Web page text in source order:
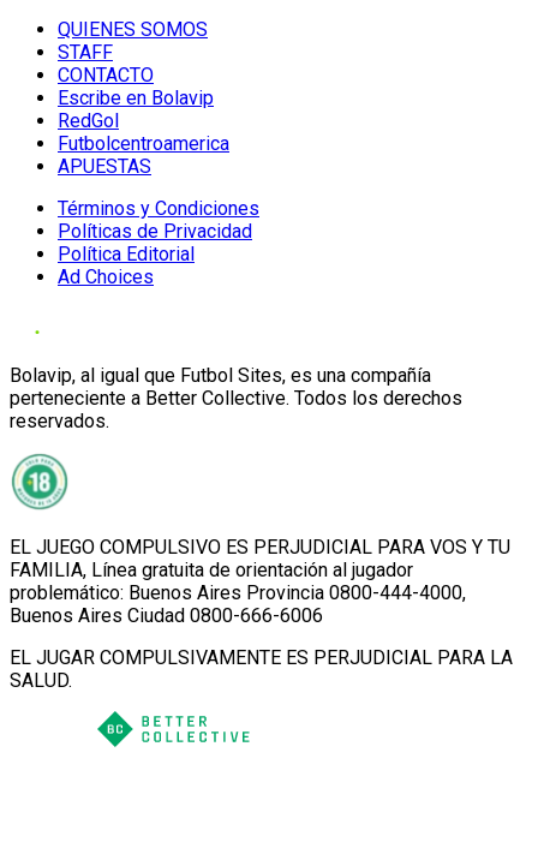
QUIENES SOMOS
STAFF
CONTACTO
Escribe en Bolavip
RedGol
Futbolcentroamerica
APUESTAS
Términos y Condiciones
Políticas de Privacidad
Política Editorial
Ad Choices
Bolavip, al igual que Futbol Sites, es una compañía
perteneciente a Better Collective. Todos los derechos
reservados.
EL JUEGO COMPULSIVO ES PERJUDICIAL PARA VOS Y TU
FAMILIA, Línea gratuita de orientación al jugador
problemático: Buenos Aires Provincia 0800-444-4000,
Buenos Aires Ciudad 0800-666-6006
EL JUGAR COMPULSIVAMENTE ES PERJUDICIAL PARA LA
SALUD.